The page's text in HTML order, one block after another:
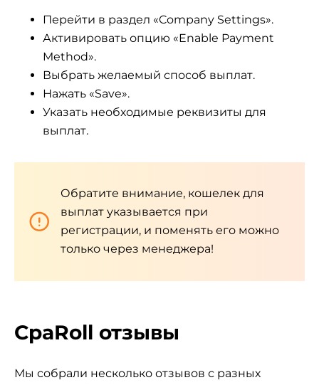
Перейти в раздел «Company Settings».
Активировать опцию «Enable Payment
Method».
Выбрать желаемый способ выплат.
Нажать «Save».
Указать необходимые реквизиты для
выплат.
Обратите внимание, кошелек для
выплат указывается при
регистрации, и поменять его можно
только через менеджера!
CpaRoll отзывы
Мы собрали несколько отзывов с разных